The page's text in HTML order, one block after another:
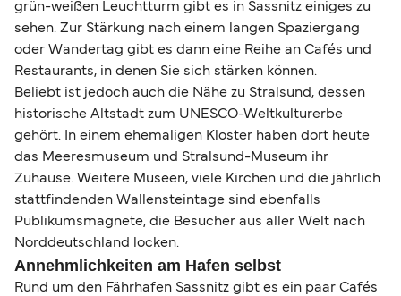
grün-weißen Leuchtturm gibt es in Sassnitz einiges zu
sehen. Zur Stärkung nach einem langen Spaziergang
oder Wandertag gibt es dann eine Reihe an Cafés und
Restaurants, in denen Sie sich stärken können.
Beliebt ist jedoch auch die Nähe zu Stralsund, dessen
historische Altstadt zum UNESCO-Weltkulturerbe
gehört. In einem ehemaligen Kloster haben dort heute
das Meeresmuseum und Stralsund-Museum ihr
Zuhause. Weitere Museen, viele Kirchen und die jährlich
stattfindenden Wallensteintage sind ebenfalls
Publikumsmagnete, die Besucher aus aller Welt nach
Norddeutschland locken.
Annehmlichkeiten am Hafen selbst
Rund um den Fährhafen Sassnitz gibt es ein paar Cafés